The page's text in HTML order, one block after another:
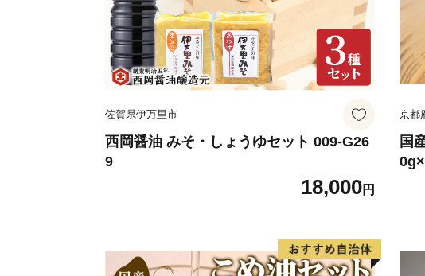
佐賀県伊万里市
西岡醤油 みそ・しょうゆセット 009-G26
9
18,000円
京都
国